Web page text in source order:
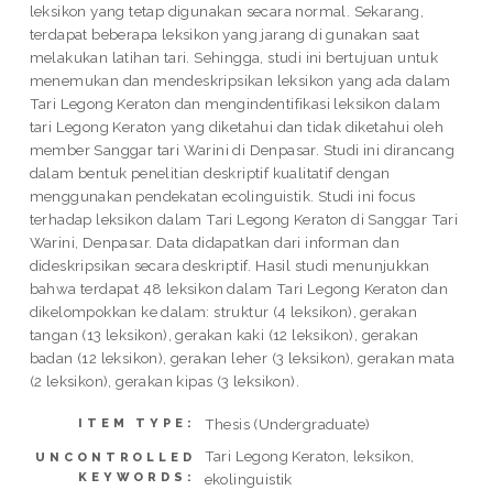
leksikon yang tetap digunakan secara normal. Sekarang,
terdapat beberapa leksikon yang jarang di gunakan saat
melakukan latihan tari. Sehingga, studi ini bertujuan untuk
menemukan dan mendeskripsikan leksikon yang ada dalam
Tari Legong Keraton dan mengindentifikasi leksikon dalam
tari Legong Keraton yang diketahui dan tidak diketahui oleh
member Sanggar tari Warini di Denpasar. Studi ini dirancang
dalam bentuk penelitian deskriptif kualitatif dengan
menggunakan pendekatan ecolinguistik. Studi ini focus
terhadap leksikon dalam Tari Legong Keraton di Sanggar Tari
Warini, Denpasar. Data didapatkan dari informan dan
dideskripsikan secara deskriptif. Hasil studi menunjukkan
bahwa terdapat 48 leksikon dalam Tari Legong Keraton dan
dikelompokkan ke dalam: struktur (4 leksikon), gerakan
tangan (13 leksikon), gerakan kaki (12 leksikon), gerakan
badan (12 leksikon), gerakan leher (3 leksikon), gerakan mata
(2 leksikon), gerakan kipas (3 leksikon).
ITEM TYPE: Thesis (Undergraduate)
UNCONTROLLED
KEYWORDS:
Tari Legong Keraton, leksikon,
ekolinguistik